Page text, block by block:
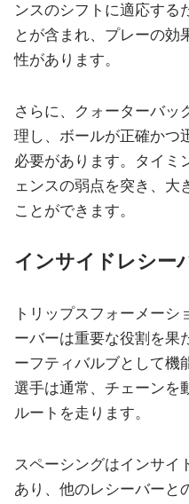
ンスのシフトに適応する
とが含まれ、プレーの効
性があります。
さらに、クォーターバッ
理し、ボールが正確かつ
必要があります。タイミ
ェンスの弱点を突き、大
ことができます。
インサイドレシー
トリップスフォーメー
ーバーは重要な役割を果
ーフティバルブとして機
選手は通常、チェーンを
ルートを走ります。
スペーシングはインサイ
あり、他のレシーバーと